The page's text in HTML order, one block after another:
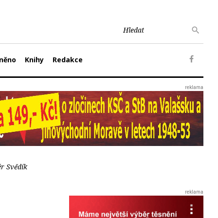
Knihy Redakce
Svědík